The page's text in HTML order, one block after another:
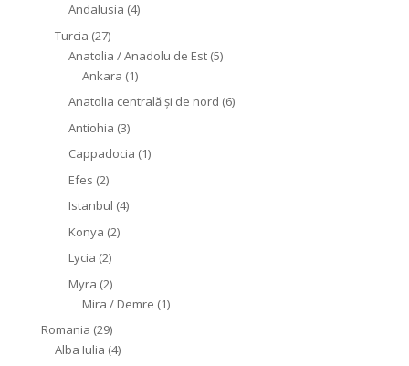
Andalusia (4)
Turcia (27)
Anatolia / Anadolu de Est(5)
Ankara (1)
Anatolia centrală și de nord (6)
Antiohia (3)
Cappadocia (1)
Efes (2)
Istanbul (4)
Konya (2)
Lycia (2)
Myra (2)
Mira / Demre (1)
Romania (29)
Alba Iulia (4)